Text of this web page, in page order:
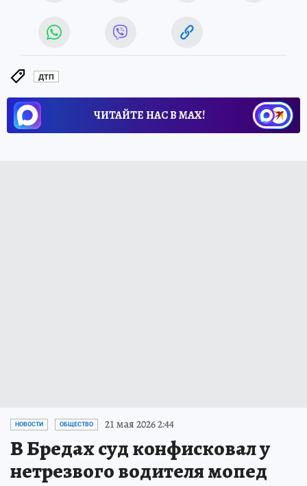
ДТП
ЧИТАЙТЕ НАС В МАХ!
НОВОСТИ ОБЩЕСТВО 21 мая 2026 2:44
В Бредах суд конфисковал у
нетрезвого водителя мопед